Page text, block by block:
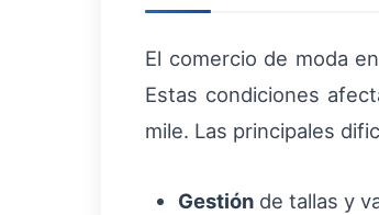
El comercio de moda
Estas condiciones
mile. Las principales
Gestión de tallas y